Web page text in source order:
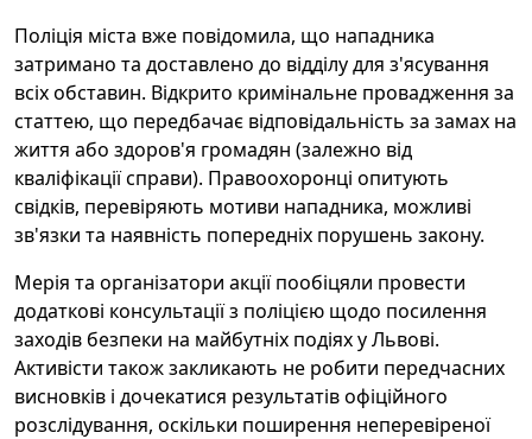
Поліція міста вже повідомила, що нападника
затримано та доставлено до відділу для з'ясування
всіх обставин. Відкрито кримінальне провадження за
статтею, що передбачає відповідальність за замах на
життя або здоров'я громадян (залежно від
кваліфікації справи). Правоохоронці опитують
свідків, перевіряють мотиви нападника, можливі
зв'язки та наявність попередніх порушень закону.
Мерія та організатори акції пообіцяли провести
додаткові консультації з поліцією щодо посилення
заходів безпеки на майбутніх подіях у Львові.
Активісти також закликають не робити передчасних
висновків і дочекатися результатів офіційного
розслідування, оскільки поширення неперевіреної